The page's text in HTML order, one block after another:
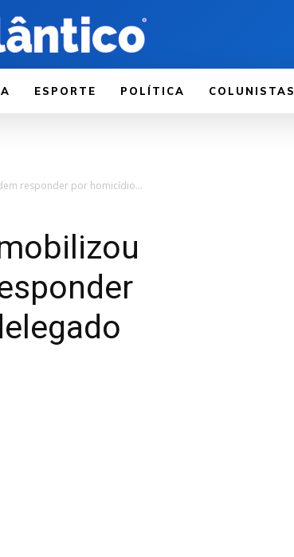
ESPORTE POLÍTICA COLUNISTAS
responder por homicídio...